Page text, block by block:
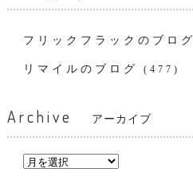
フリックフラックのブログ
リマイルのブログ (477)
Archive アーカイブ